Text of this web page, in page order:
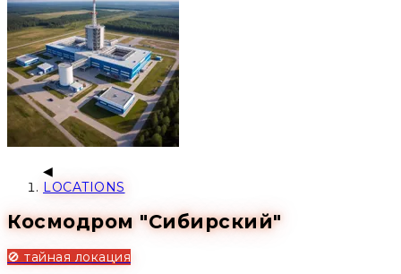
LOCATIONS
Космодром "Сибирский"
🚫 тайная локация